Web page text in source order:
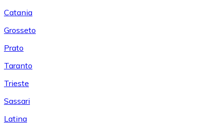
Catania
Grosseto
Prato
Taranto
Trieste
Sassari
Latina